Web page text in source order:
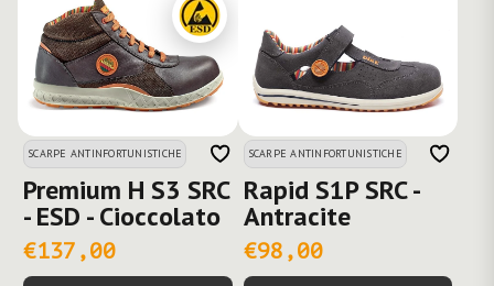
SCARPE ANTINFORTUNISTICHE
Premium H S3 SRC
- ESD - Cioccolato
€137,00
SCARPE ANTINFORTUNISTICHE
Rapid S1P SRC -
Antracite
€98,00